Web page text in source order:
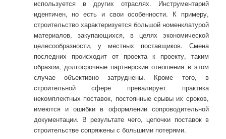
используется в других отраслях. Инструментарий
идентичен, но есть и свои особенности. К примеру,
строительство характеризуется большой номенклатурой
материалов, закупающихся, в целях экономической
целесообразности, у местных поставщиков. Смена
последних происходит от проекта к проекту, таким
образом, долгосрочные партнерские отношения в этом
случае объективно затруднены. Кроме того, в
строительной сфере превалирует практика
некомплектных поставок, постоянные срывы их сроков,
имеются и ошибки в оформлении сопроводительной
документации. В результате чего, цепочки поставок в
строительстве сопряжены с большими потерями.